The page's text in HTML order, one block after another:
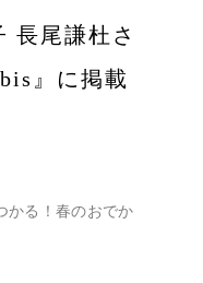
長尾謙杜さ
』に掲載
かる！春のおでか